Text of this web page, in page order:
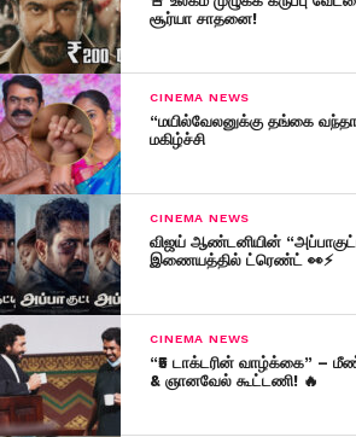
சூர்யா சாதனை!
CINEMA NEWS
“மயில்வேலனுக்கு தங்கை
மகிழ்ச்சி
CINEMA NEWS
விஜய் ஆண்டனியின்
இணையத்தில் ட்ரெண்ட் 👀⚡
CINEMA NEWS
“₹5 டாக்டரின் வாழ்க்கை” –
& ஞானவேல் கூட்டணி! 🔥